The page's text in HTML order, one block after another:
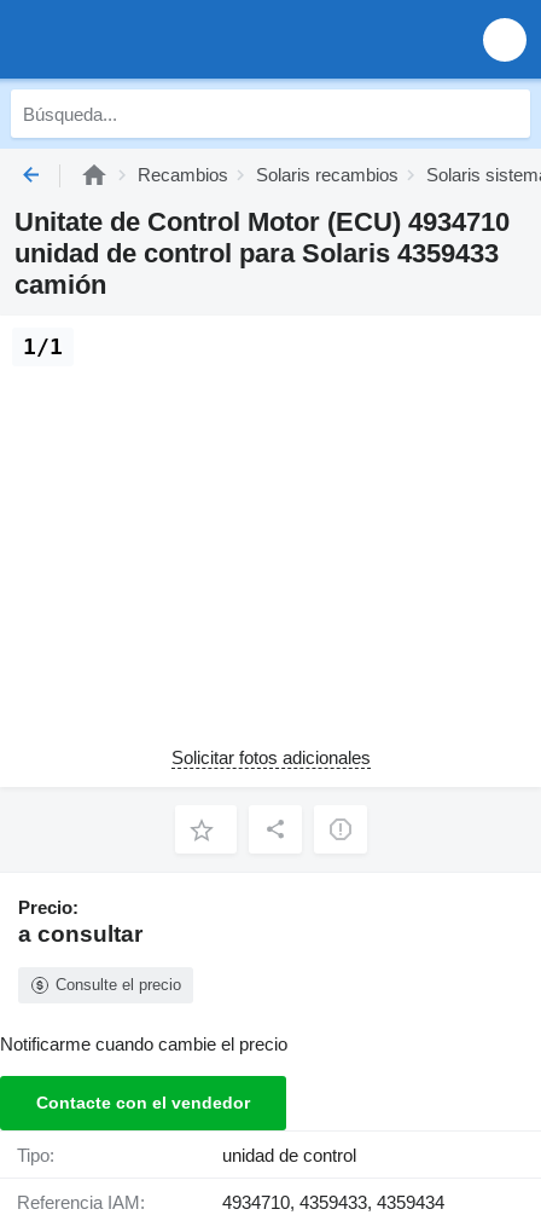
Recambios Solaris recambios Solaris
Unitate de Control Motor (ECU) 4934710
unidad de control para Solaris 4359433
camión
1/1
Solicitar fotos adicionales
Precio:
a consultar
Consulte el precio
Notificarme cuando cambie el precio
Contacte con el vendedor
Tipo: unidad de control
Referencia IAM: 4934710, 4359433, 4359434